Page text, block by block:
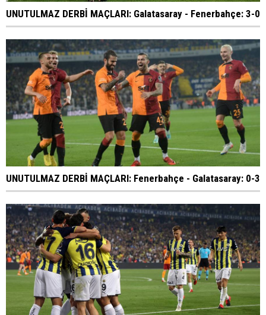
UNUTULMAZ DERBİ MAÇLARI: Galatasaray - Fenerbahçe: 3-0
UNUTULMAZ DERBİ MAÇLARI: Fenerbahçe - Galatasaray: 0-3